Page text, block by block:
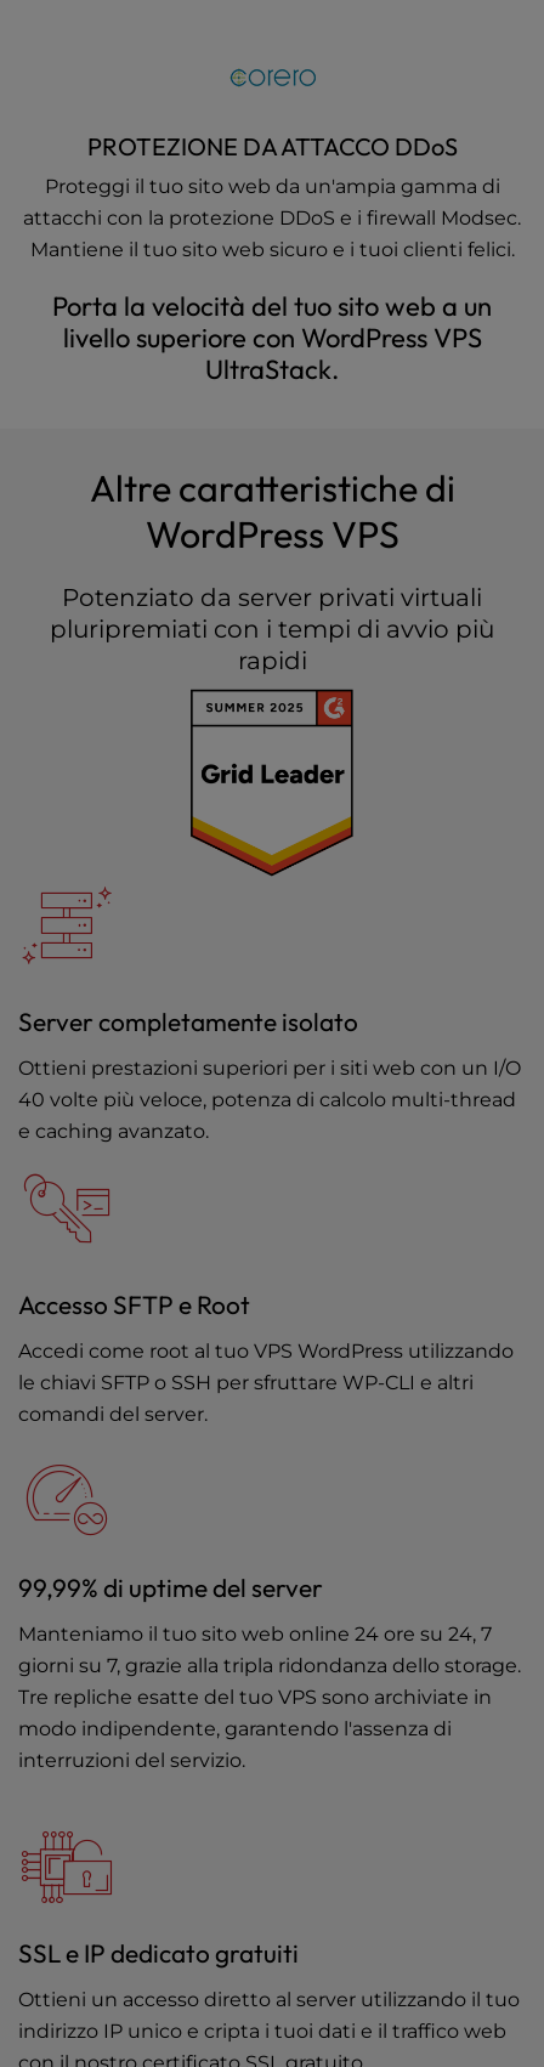
PROTEZIONE DA ATTACCO DDoS
Proteggi il tuo sito web da un'ampia gamma di
attacchi con la protezione DDoS e i firewall Modsec.
Mantiene il tuo sito web sicuro e i tuoi clienti felici.
Porta la velocità del tuo sito web a un
livello superiore con WordPress VPS
UltraStack.
Altre caratteristiche di
WordPress VPS
Potenziato da server privati virtuali
pluripremiati con i tempi di avvio più
rapidi
Server completamente isolato
Ottieni prestazioni superiori per i siti web con un I/O
40 volte più veloce, potenza di calcolo multi-thread
e caching avanzato.
Accesso SFTP e Root
Accedi come root al tuo VPS WordPress utilizzando
le chiavi SFTP o SSH per sfruttare WP-CLI e altri
comandi del server.
99,99% di uptime del server
Manteniamo il tuo sito web online 24 ore su 24, 7
giorni su 7, grazie alla tripla ridondanza dello storage.
Tre repliche esatte del tuo VPS sono archiviate in
modo indipendente, garantendo l'assenza di
interruzioni del servizio.
SSL e IP dedicato gratuiti
Ottieni un accesso diretto al server utilizzando il tuo
indirizzo IP unico e cripta i tuoi dati e il traffico web
con il nostro certificato SSL gratuito.